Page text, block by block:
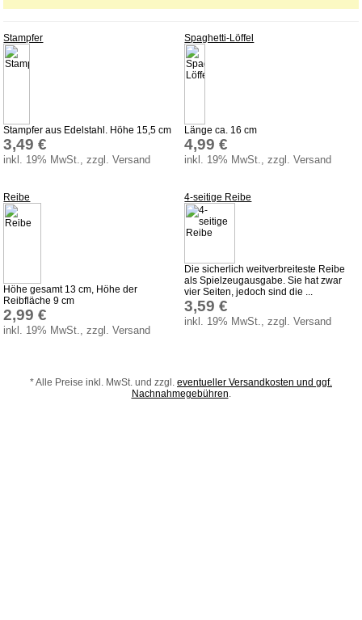
Zaubertricks
AGB
Versandkosten
Produktindex
Suchfunktion
Stampfer
Stampfer aus Edelstahl. Höhe 15,5 cm
3,49 €
inkl. 19% MwSt., zzgl. Versand
Spaghetti-Löffel
Länge ca. 16 cm
4,99 €
inkl. 19% MwSt., zzgl. Versand
Reibe
Höhe gesamt 13 cm, Höhe der
Reibfläche 9 cm
2,99 €
inkl. 19% MwSt., zzgl. Versand
4-seitige Reibe
Die sicherlich weitverbreiteste Reibe
als Spielzeugausgabe. Sie hat zwar
vier Seiten, jedoch sind die ...
3,59 €
inkl. 19% MwSt., zzgl. Versand
* Alle Preise inkl. MwSt. und zzgl. eventueller Versandkosten und ggf.
Nachnahmegebühren.